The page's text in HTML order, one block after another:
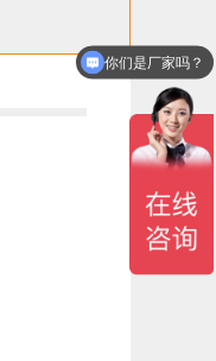
你们是怎么收费的呢？
你们是厂家吗？